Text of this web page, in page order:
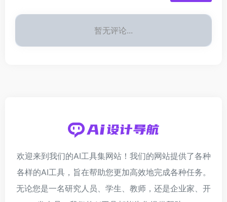
暂无评论...
欢迎来到我们的AI工具集网站！我们的网站提供了各种
各样的AI工具，旨在帮助您更加高效地完成各种任务。
无论您是一名研究人员、学生、教师，还是企业家、开